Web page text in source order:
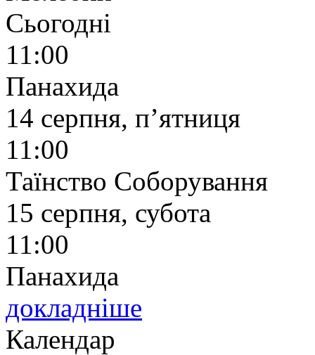
Сьогодні
11:00
Панахида
14 серпня, п’ятниця
11:00
Таїнство Соборування
15 серпня, субота
11:00
Панахида
докладніше
Календар